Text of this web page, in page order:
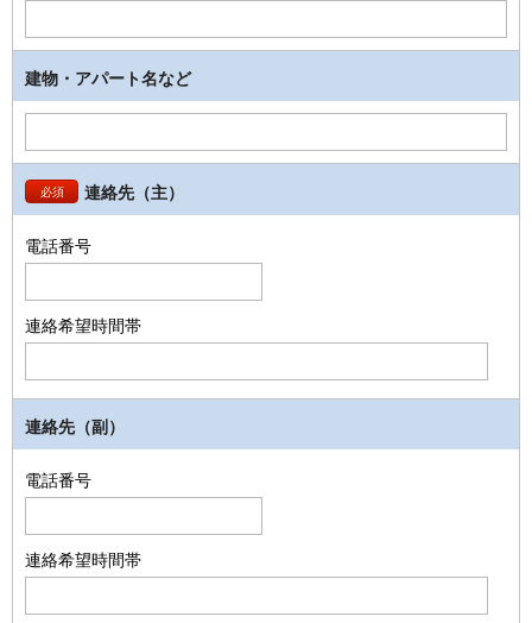
建物・アパート名など
必須 連絡先（主）
電話番号
連絡希望時間帯
連絡先（副）
電話番号
連絡希望時間帯